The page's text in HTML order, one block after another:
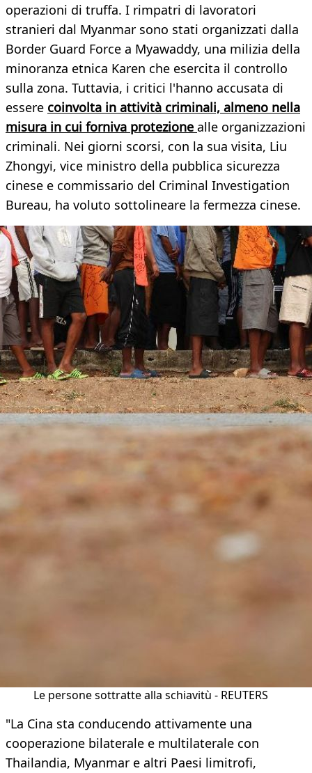
operazioni di truffa. I rimpatri di lavoratori
stranieri dal Myanmar sono stati organizzati dalla
Border Guard Force a Myawaddy, una milizia della
minoranza etnica Karen che esercita il controllo
sulla zona. Tuttavia, i critici l'hanno accusata di
essere coinvolta in attività criminali, almeno nella
misura in cui forniva protezione alle organizzazioni
criminali. Nei giorni scorsi, con la sua visita, Liu
Zhongyi, vice ministro della pubblica sicurezza
cinese e commissario del Criminal Investigation
Bureau, ha voluto sottolineare la fermezza cinese.
Le persone sottratte alla schiavitù - REUTERS
"La Cina sta conducendo attivamente una
cooperazione bilaterale e multilaterale con
Thailandia, Myanmar e altri Paesi limitrofi,